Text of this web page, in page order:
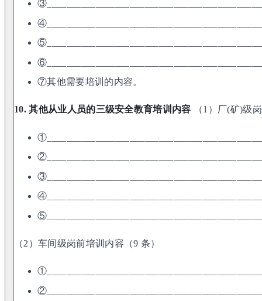
⑦其他需要培训的内容。
10. 其他从业人员的三级安全教育培训内容 （1）厂(矿)级
（2）车间级岗前培训内容（9 条）